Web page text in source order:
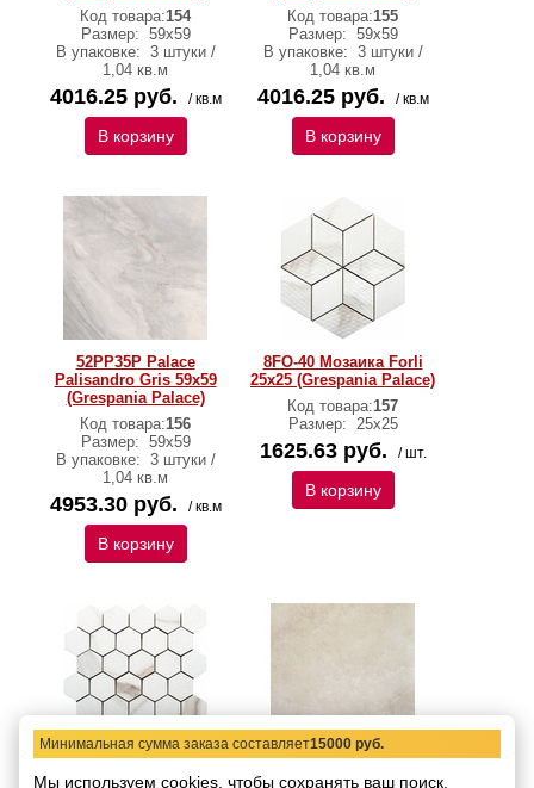
Код товара:154
Размер: 59х59
В упаковке: 3 штуки /
1,04 кв.м
4016.25 руб. / кв.м
В корзину
Код товара:155
Размер: 59х59
В упаковке: 3 штуки /
1,04 кв.м
4016.25 руб. / кв.м
В корзину
52PP35P Palace
Palisandro Gris 59х59
(Grespania Palace)
Код товара:156
Размер: 59х59
В упаковке: 3 штуки /
1,04 кв.м
4953.30 руб. / кв.м
В корзину
8FO-40 Мозаика Forli
25x25 (Grespania Palace)
Код товара:157
Размер: 25x25
1625.63 руб. / шт.
В корзину
Минимальная сумма заказа составляет15000 руб.
Мы используем cookies, чтобы сохранять ваш поиск,